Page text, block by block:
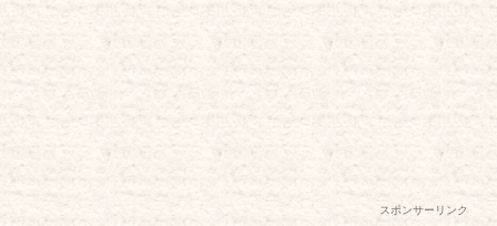
スポンサーリンク